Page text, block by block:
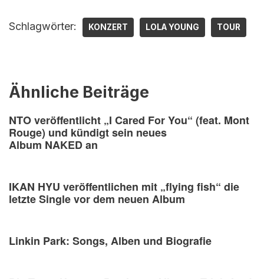
Schlagwörter: KONZERT LOLA YOUNG TOUR
Ähnliche Beiträge
NTO veröffentlicht „I Cared For You“ (feat. Mont
Rouge) und kündigt sein neues
Album NAKED an
IKAN HYU veröffentlichen mit „flying fish“ die
letzte Single vor dem neuen Album
Linkin Park: Songs, Alben und Biografie